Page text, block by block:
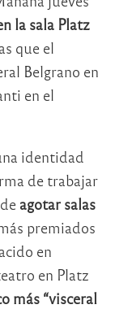
la sala Platz
que el
Belgrano en
en el
identidad
de trabajar
agotar salas
premiados
en
en Platz
más “visceral